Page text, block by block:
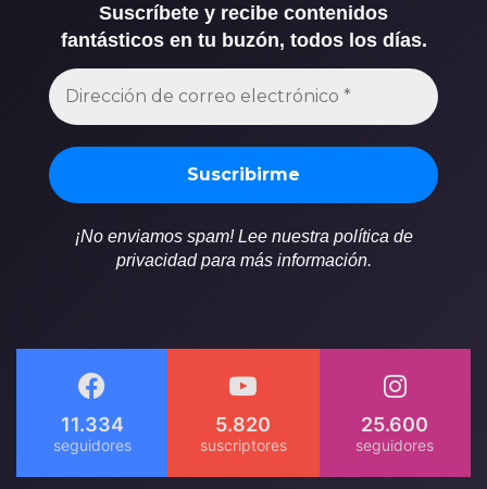
Suscríbete y recibe contenidos
fantásticos en tu buzón, todos los días.
¡No enviamos spam! Lee nuestra política de
privacidad para más información.
11.334 5.820 25.600